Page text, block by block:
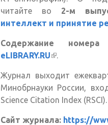
читайте во 2-м
интеллект и принятие
Содержание номера
eLIBRARY.RU(внешняя
.
Журнал выходит
Минобрнауки России,
Science Citation Index (RSCI).
Сайт журнала: https://